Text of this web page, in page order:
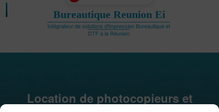
Bureautique Reunion Ei
Intégrateur de solutions d'impression Bureautique et
DTF à la Réunion
Location de photocopieurs et